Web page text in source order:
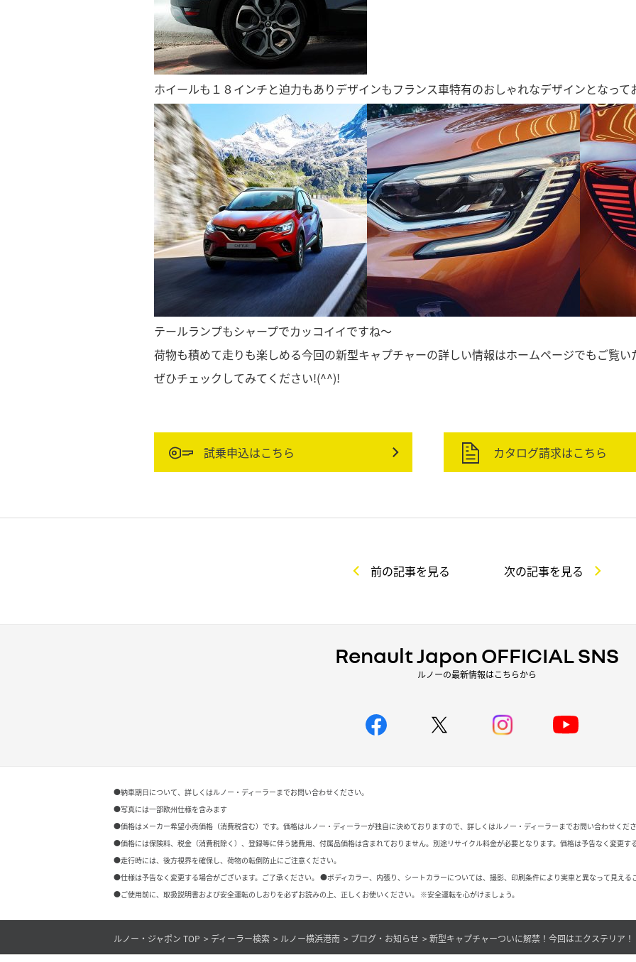
ホイールも１８インチと迫力もありデザインもフランス車特有のおしゃれなデザインとなって
テールランプもシャープでカッコイイですね～
荷物も積めて走りも楽しめる今回の新型キャプチャーの詳しい情報はホームページでもご覧い
ぜひチェックしてみてください!(^^)!
試乗申込はこちら カタログ請求はこちら
前の記事を見る 次の記事を見る
Renault Japon OFFICIAL SNS
ルノーの最新情報はこちらから
●納車期日について、詳しくはルノー・ディーラーまでお問い合わせください。
●写真には一部欧州仕様を含みます
●価格はメーカー希望小売価格（消費税含む）です。価格はルノー・ディーラーが独自に決めておりますので、詳しくはルノー・ディーラーまでお問い合わせくだ
●価格には保険料、税金（消費税除く）、登録等に伴う諸費用、付属品価格は含まれておりません。別途リサイクル料金が必要となります。価格は予告なく変更す
●走行時には、後方視界を確保し、荷物の転倒防止にご注意ください。
●仕様は予告なく変更する場合がございます。ご了承ください。 ●ボディカラー、内張り、シートカラーについては、撮影、印刷条件により実車と異なって見える
●ご使用前に、取扱説明書および安全運転のしおりを必ずお読みの上、正しくお使いください。 ※安全運転を心がけましょう。
ルノー・ジャポン TOP ディーラー検索 ルノー横浜港南 ブログ・お知らせ 新型キャプチャーついに解禁！今回はエクステリア！